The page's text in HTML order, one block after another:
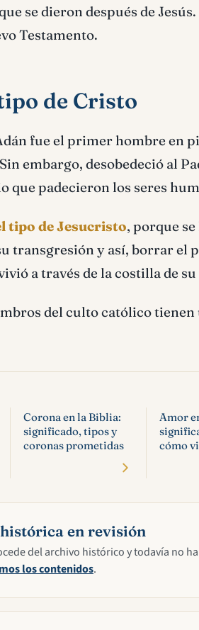
se dieron después de
Testamento.
de Cristo
fue el primer hombre en
embargo, desobedeció al
que padecieron los seres
tipo de Jesucristo, porque
transgresión y así, borrar el
a través de la costilla de
del culto católico
Corona en la Biblia:
significado, tipos y
coronas prometidas
Amor
cómo
en revisión
del archivo histórico y todavía no
los contenidos.